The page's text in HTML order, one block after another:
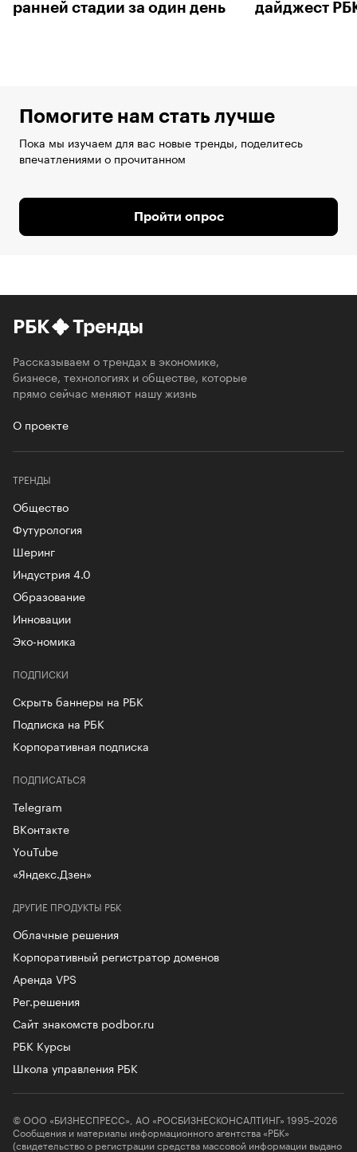
ранней стадии за один день
дайджест
Помогите нам стать лучше
Пока мы изучаем для вас новые тренды, поделитесь
впечатлениями о прочитанном
Пройти опрос
РБК Тренды
Рассказываем о трендах в экономике,
бизнесе, технологиях и обществе, которые
прямо сейчас меняют нашу жизнь
О проекте
ТРЕНДЫ
Общество
Футурология
Шеринг
Индустрия 4.0
Образование
Инновации
Эко-номика
ПОДПИСКИ
Скрыть баннеры на РБК
Подписка на РБК
Корпоративная подписка
ДРУГИЕ ПРОДУКТЫ РБК
Облачные решения
Корпоративный регистратор доменов
Аренда VPS
Рег.решения
Сайт знакомств podbor.ru
РБК Курсы
Школа управления РБК
ПОДПИСАТЬСЯ
Telegram
ВКонтакте
YouTube
«Яндекс.Дзен»
© ООО «БИЗНЕСПРЕСС», АО «РОСБИЗНЕСКОНСАЛТИНГ» 1995–2026
Сообщения и материалы информационного агентства «РБК»
(свидетельство о регистрации средства массовой информации выдано